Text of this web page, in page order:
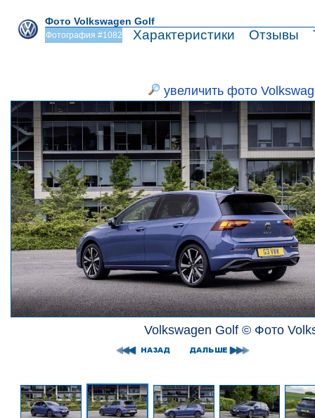
Фото Volkswagen Golf
Фотография #1082 Характеристики Отзывы
увеличить фото
Volkswagen Golf © Фото